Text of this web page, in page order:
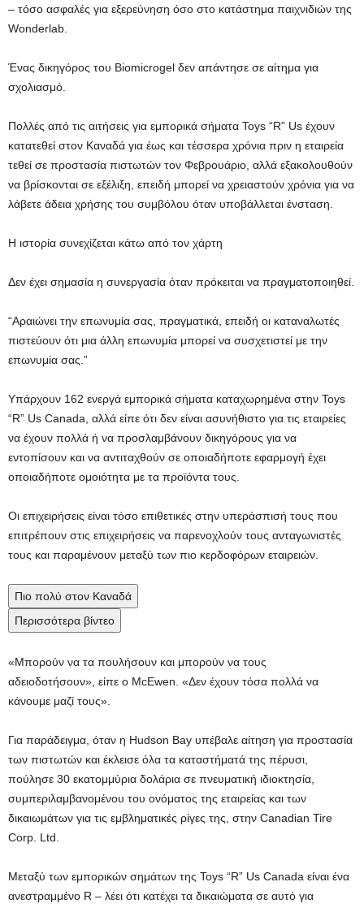
– τόσο ασφαλές για εξερεύνηση όσο στο κατάστημα παιχνιδιών της
Wonderlab.
Ένας δικηγόρος του Biomicrogel δεν απάντησε σε αίτημα για
σχολιασμό.
Πολλές από τις αιτήσεις για εμπορικά σήματα Toys “R” Us έχουν
κατατεθεί στον Καναδά για έως και τέσσερα χρόνια πριν η εταιρεία
τεθεί σε προστασία πιστωτών τον Φεβρουάριο, αλλά εξακολουθούν
να βρίσκονται σε εξέλιξη, επειδή μπορεί να χρειαστούν χρόνια για να
λάβετε άδεια χρήσης του συμβόλου όταν υποβάλλεται ένσταση.
Η ιστορία συνεχίζεται κάτω από τον χάρτη
Δεν έχει σημασία η συνεργασία όταν πρόκειται να πραγματοποιηθεί.
“Αραιώνει την επωνυμία σας, πραγματικά, επειδή οι καταναλωτές
πιστεύουν ότι μια άλλη επωνυμία μπορεί να συσχετιστεί με την
επωνυμία σας.”
Υπάρχουν 162 ενεργά εμπορικά σήματα καταχωρημένα στην Toys
“R” Us Canada, αλλά είπε ότι δεν είναι ασυνήθιστο για τις εταιρείες
να έχουν πολλά ή να προσλαμβάνουν δικηγόρους για να
εντοπίσουν και να αντιταχθούν σε οποιαδήποτε εφαρμογή έχει
οποιαδήποτε ομοιότητα με τα προϊόντα τους.
Οι επιχειρήσεις είναι τόσο επιθετικές στην υπεράσπισή τους που
επιτρέπουν στις επιχειρήσεις να παρενοχλούν τους ανταγωνιστές
τους και παραμένουν μεταξύ των πιο κερδοφόρων εταιρειών.
Πιο πολύ στον Καναδά
Περισσότερα βίντεο
«Μπορούν να τα πουλήσουν και μπορούν να τους
αδειοδοτήσουν», είπε ο McEwen. «Δεν έχουν τόσα πολλά να
κάνουμε μαζί τους».
Για παράδειγμα, όταν η Hudson Bay υπέβαλε αίτηση για προστασία
των πιστωτών και έκλεισε όλα τα καταστήματά της πέρυσι,
πούλησε 30 εκατομμύρια δολάρια σε πνευματική ιδιοκτησία,
συμπεριλαμβανομένου του ονόματος της εταιρείας και των
δικαιωμάτων για τις εμβληματικές ρίγες της, στην Canadian Tire
Corp. Ltd.
Μεταξύ των εμπορικών σημάτων της Toys “R” Us Canada είναι ένα
ανεστραμμένο R – λέει ότι κατέχει τα δικαιώματα σε αυτό για